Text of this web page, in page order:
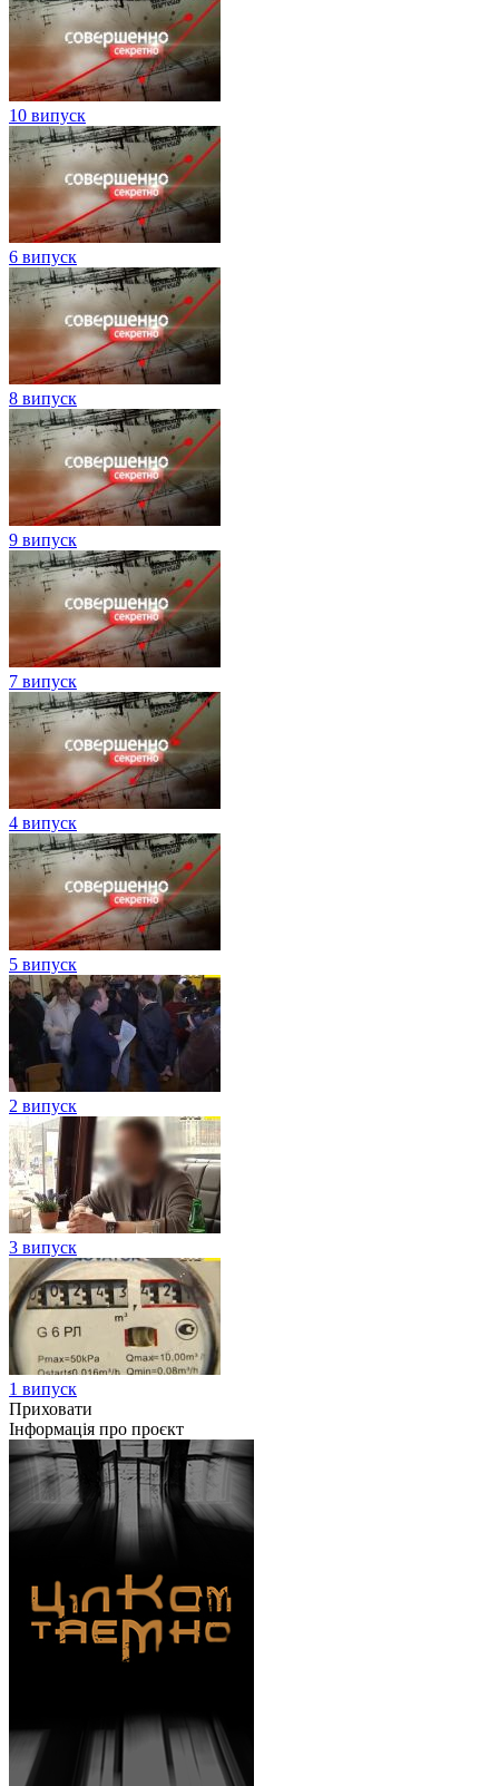
10 випуск
6 випуск
8 випуск
9 випуск
7 випуск
4 випуск
5 випуск
2 випуск
3 випуск
1 випуск
Приховати
Інформація про проєкт